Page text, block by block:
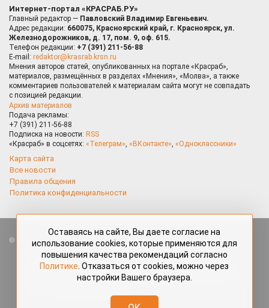
Интернет-портал «КРАСРАБ.РУ»
Главный редактор — Павловский Владимир Евгеньевич.
Адрес редакции: 660075, Красноярский край, г. Красноярск, ул.
Железнодорожников, д. 17, пом. 9, оф. 615.
Телефон редакции: +7 (391) 211-56-88
E-mail: redaktor@krasrab.krsn.ru
Мнения авторов статей, опубликованных на портале «Красраб»,
материалов, размещённых в разделах «Мнения», «Молва», а также
комментариев пользователей к материалам сайта могут не совпадать
с позицией редакции.
Архив материалов
Подача рекламы:
+7 (391) 211-56-88
Подписка на новости: RSS
«Красраб» в соцсетях: «Телеграм», «ВКонтакте», «Одноклассники»
Карта сайта
Все новости
Правила общения
Политика конфиденциальности
Все права защищены. Любые материалы, размещённые на портале
«Красраб.ру» сотрудниками редакции, нештатными авторами
и читателями, являются объектами авторского права. Полное или
частичное использование материалов, размещённых на портале
«Красраб.ру», допускается только с письменного согласия редакции
redaktor@krasrab.krsn.ru.
Оставаясь на сайте, Вы даете согласие на
использование cookies, которые применяются для
повышения качества рекомендаций согласно
Политике . Отказаться от cookies, можно через
настройки Вашего браузера.